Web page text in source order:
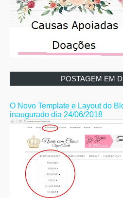
POSTAGEM EM
O Novo Template e Layout do
inaugurado dia 24/06/2018